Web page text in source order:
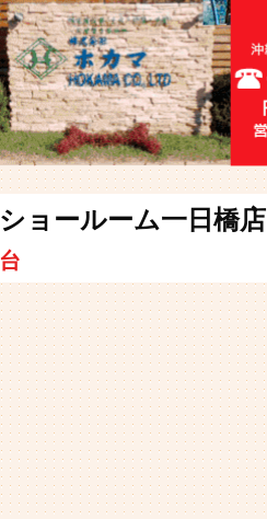
ショールーム一日橋店
台